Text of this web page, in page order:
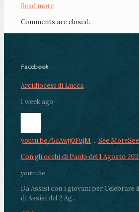
Read more
Comments are closed.
Facebook
Arcidiocesi di Lucca
1 week ago
youtu.be/5cAwjj0FujM ... See More
Con gli occhi di Paolo del 1 Agosto
youtu.be
Da Assisi con i giovani per Celebrare
di Assisi del 2 Ag...